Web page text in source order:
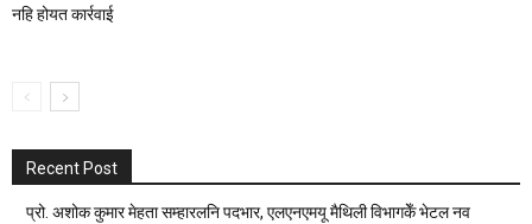
नहि होयत कार्रवाई
Recent Post
प्रो. अशोक कुमार मेहता सम्हारलनि पदभार, एलएनएमयू मैथिली विभागकेँ भेटल नव